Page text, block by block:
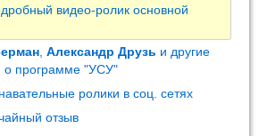
видео-ролик основной
,Александр Друзь и другие
о программе "УСУ"
ролики в соц. сетях
отзыв